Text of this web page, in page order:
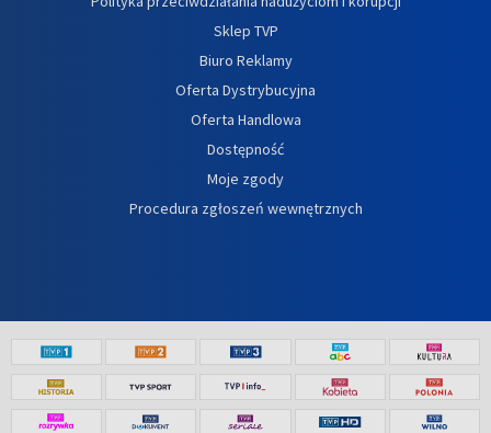
Sklep TVP
Biuro Reklamy
Oferta Dystrybucyjna
Oferta Handlowa
Dostępność
Moje zgody
Procedura zgłoszeń wewnętrznych